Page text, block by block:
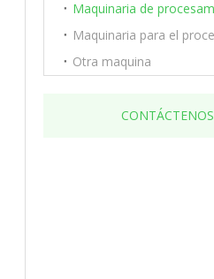
Otra maquina
CONTÁCTENOS